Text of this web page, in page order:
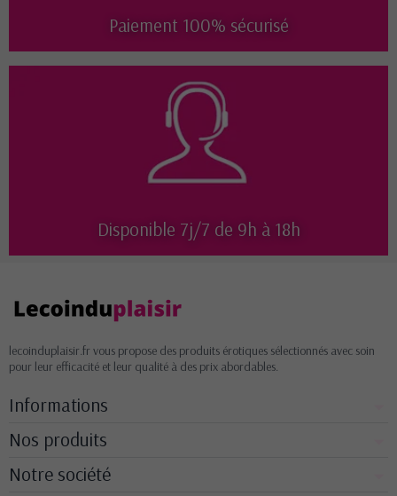
Paiement 100% sécurisé
Disponible 7j/7 de 9h à 18h
lecoinduplaisir.fr vous propose des produits érotiques sélectionnés avec soin
pour leur efficacité et leur qualité à des prix abordables.
Informations
Nos produits
Notre société